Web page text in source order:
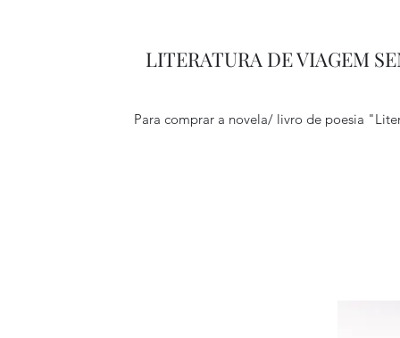
LITERATURA DE VIAGEM
Para comprar a novela/ livro de poesia